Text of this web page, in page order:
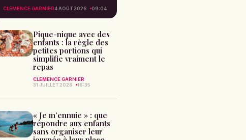
CLÉMENCE GARNIER4 AOÛT 2026 09:04
Pique-nique avec des
enfants : la règle des
petites portions qui
simplifie vraiment le
repas
CLÉMENCE GARNIER
31 JUILLET 2026
16:35
« Je m’ennuie » : que
répondre aux enfants
sans organiser leur